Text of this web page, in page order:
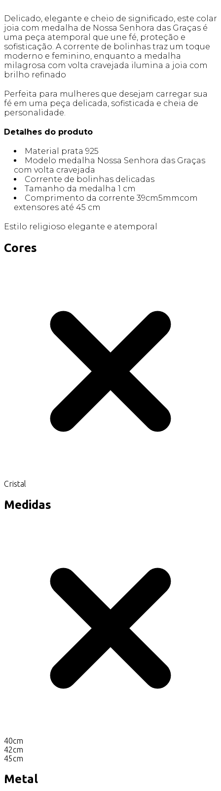
Delicado, elegante e cheio de significado, este colar
joia com medalha de Nossa Senhora das Graças é
uma peça atemporal que une fé, proteção e
sofisticação. A corrente de bolinhas traz um toque
moderno e feminino, enquanto a medalha
milagrosa com volta cravejada ilumina a joia com
brilho refinado
Perfeita para mulheres que desejam carregar sua
fé em uma peça delicada, sofisticada e cheia de
personalidade.
Detalhes do produto
Material prata 925
Modelo medalha Nossa Senhora das Graças
com volta cravejada
Corrente de bolinhas delicadas
Tamanho da medalha 1 cm
Comprimento da corrente 39cm5mmcom
extensores até 45 cm
Estilo religioso elegante e atemporal
Cores
Cristal
Medidas
40cm
42cm
45cm
Metal